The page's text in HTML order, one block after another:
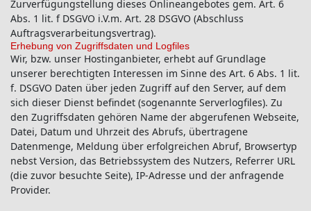
Zurverfügungstellung dieses Onlineangebotes gem. Art. 6
Abs. 1 lit. f DSGVO i.V.m. Art. 28 DSGVO (Abschluss
Auftragsverarbeitungsvertrag).
Erhebung von Zugriffsdaten und Logfiles
Wir, bzw. unser Hostinganbieter, erhebt auf Grundlage
unserer berechtigten Interessen im Sinne des Art. 6 Abs. 1 lit.
f. DSGVO Daten über jeden Zugriff auf den Server, auf dem
sich dieser Dienst befindet (sogenannte Serverlogfiles). Zu
den Zugriffsdaten gehören Name der abgerufenen Webseite,
Datei, Datum und Uhrzeit des Abrufs, übertragene
Datenmenge, Meldung über erfolgreichen Abruf, Browsertyp
nebst Version, das Betriebssystem des Nutzers, Referrer URL
(die zuvor besuchte Seite), IP-Adresse und der anfragende
Provider.